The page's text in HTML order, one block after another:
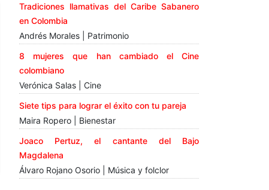
Tradiciones llamativas del Caribe Sabanero
en Colombia
Andrés Morales | Patrimonio
8 mujeres que han cambiado el Cine
colombiano
Verónica Salas | Cine
Siete tips para lograr el éxito con tu pareja
Maira Ropero | Bienestar
Joaco Pertuz, el cantante del Bajo
Magdalena
Álvaro Rojano Osorio | Música y folclor